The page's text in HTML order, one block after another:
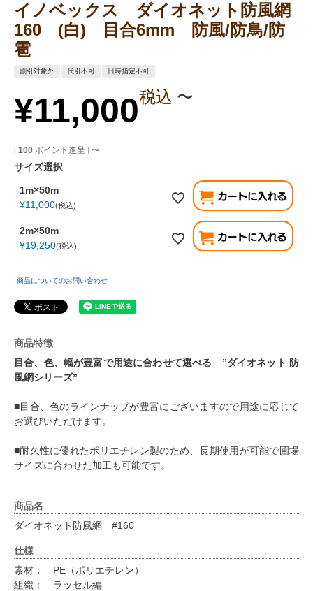
イノベックス ダイオネット防風網
160 (白) 目合6mm 防風/防鳥/防
雹
割引対象外 代引不可 日時指定不可
¥11,000税込 〜
[ 100 ポイント進呈 ] 〜
サイズ選択
1m×50m
¥11,000 税込
2m×50m
¥19,250 税込
商品についてのお問い合わせ
商品特徴
目合、色、幅が豊富で用途に合わせて選べる ”ダイオネット 防
風網シリーズ”
■目合、色のラインナップが豊富にございますので用途に応じて
お選びいただけます。
■耐久性に優れたポリエチレン製のため、長期使用が可能で圃場
サイズに合わせた加工も可能です。
商品名
ダイオネット防風網 #160
仕様
素材： PE（ポリエチレン）
組織： ラッセル編